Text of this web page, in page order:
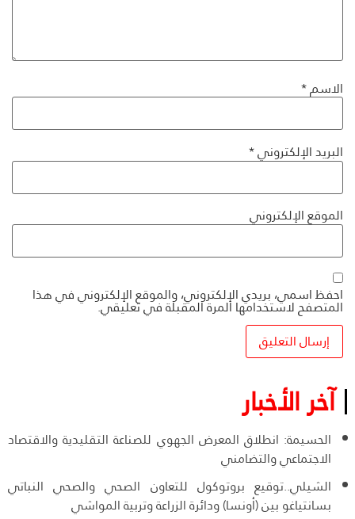
الاسم*
البريد الإلكتروني*
الموقع الإلكتروني
احفظ اسمي، بريدي الإلكتروني، والموقع الإلكتروني في هذا
المتصفح لاستخدامها المرة المقبلة في تعليقي.
آخر الأخبار
الحسيمة: انطلاق المعرض الجهوي للصناعة التقليدية والاقتصاد
الاجتماعي والتضامني
الشيلي..توقيع بروتوكول للتعاون الصحي والصحي النباتي
بسانتياغو بين (أونسا) ودائرة الزراعة وتربية المواشي